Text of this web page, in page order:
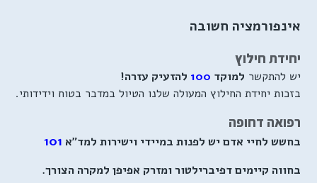
אינפורמציה חשובה
יחידת חילוץ
יש להתקשר למוקד 100 להזעיק עזרה!
בזכות יחידת החילוץ המעולה שלנו הטיול במדבר בטוח וידידותי.
רפואה דחופה
בחשש לחיי אדם יש לפנות במיידי וישירות למד"א 101
בחווה קיימים דפיברילטור ומזרק אפיפן למקרה הצורך.